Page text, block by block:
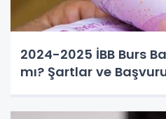
2024-2025 İBB Burs
mı? Şartlar ve